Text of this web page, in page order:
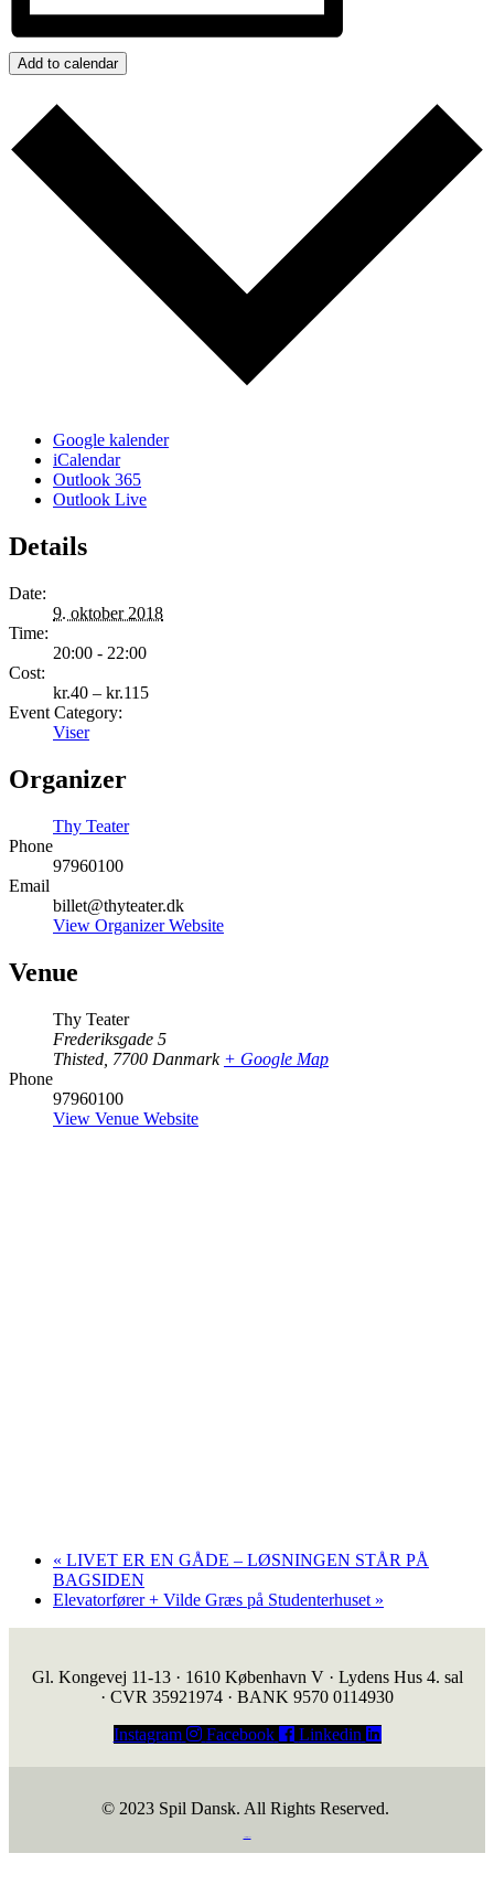
Add to calendar
Google kalender
iCalendar
Outlook 365
Outlook Live
Details
Date:
9. oktober 2018
Time:
20:00 - 22:00
Cost:
kr.40 – kr.115
Event Category:
Viser
Organizer
Thy Teater
Phone
97960100
Email
billet@thyteater.dk
View Organizer Website
Venue
Thy Teater
Frederiksgade 5
Thisted 7700 Danmark + Google Map
Phone
97960100
View Venue Website
« LIVET ER EN GÅDE – LØSNINGEN STÅR PÅ
BAGSIDEN
Elevatorfører + Vilde Græs på Studenterhuset »
Gl. Kongevej 11-13 · 1610 København V · Lydens Hus 4. sal
· CVR 35921974 · BANK 9570 0114930
Instagram
Facebook Linkedin
© 2023 Spil Dansk. All Rights Reserved.